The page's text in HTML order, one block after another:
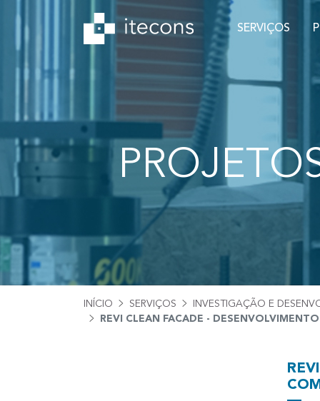
SERVIÇOS
INÍCIO SERVIÇOS
INVESTIGAÇÃO E
REVI CLEAN FACADE -